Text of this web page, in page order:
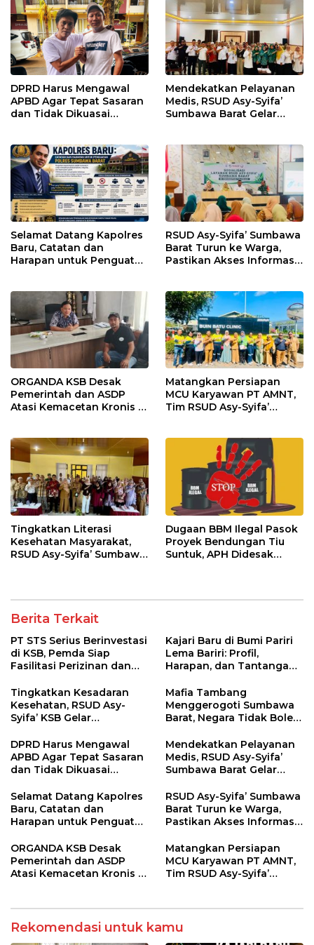
DPRD Harus Mengawal
APBD Agar Tepat Sasaran
dan Tidak Dikuasai
Mendekatkan Pelayanan
Medis, RSUD Asy-Syifa’
Sumbawa Barat Gelar
Selamat Datang Kapolres
Baru, Catatan dan
Harapan untuk Penguatan
RSUD Asy-Syifa’ Sumbawa
Barat Turun ke Warga,
Pastikan Akses Informasi
ORGANDA KSB Desak
Pemerintah dan ASDP
Atasi Kemacetan Kronis di
Matangkan Persiapan
MCU Karyawan PT AMNT,
Tim RSUD Asy-Syifa’
Tingkatkan Literasi
Kesehatan Masyarakat,
RSUD Asy-Syifa’ Sumbawa
Dugaan BBM Ilegal Pasok
Proyek Bendungan Tiu
Suntuk, APH Didesak
Berita Terkait
PT STS Serius Berinvestasi
di KSB, Pemda Siap
Fasilitasi Perizinan dan
Regulasi
Kajari Baru di Bumi Pariri
Lema Bariri: Profil,
Harapan, dan Tantangan
Tingkatkan Kesadaran
Kesehatan, RSUD Asy-
Syifa’ KSB Gelar
Melitus pada Lansia
Mafia Tambang
Menggerogoti Sumbawa
Barat, Negara Tidak Boleh
hingga WNA
DPRD Harus Mengawal
APBD Agar Tepat Sasaran
dan Tidak Dikuasai
Tertentu
Mendekatkan Pelayanan
Medis, RSUD Asy-Syifa’
Sumbawa Barat Gelar
Kesehatan di Taliwang
Selamat Datang Kapolres
Baru, Catatan dan
Harapan untuk Penguatan
RSUD Asy-Syifa’ Sumbawa
Barat Turun ke Warga,
Pastikan Akses Informasi
ORGANDA KSB Desak
Pemerintah dan ASDP
Atasi Kemacetan Kronis di
Matangkan Persiapan
MCU Karyawan PT AMNT,
Tim RSUD Asy-Syifa’
Rekomendasi untuk kamu